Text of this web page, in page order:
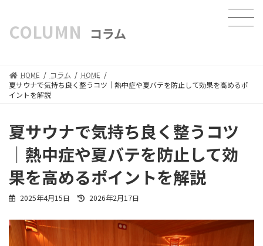
COLUMN コラム
HOME コラム
HOME
夏サウナで気持ち良く整うコツ｜熱中症や夏バテを防止して効果を高めるポ
イントを解説
夏サウナで気持ち良く整うコツ
｜熱中症や夏バテを防止して効
果を高めるポイントを解説
2025年4月15日
最
更
2026年2月17日